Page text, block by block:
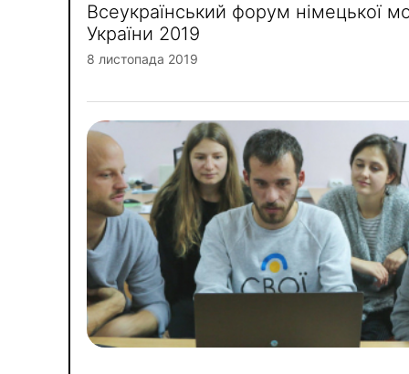
Всеукраїнський форум німецької
України 2019
8 листопада 2019